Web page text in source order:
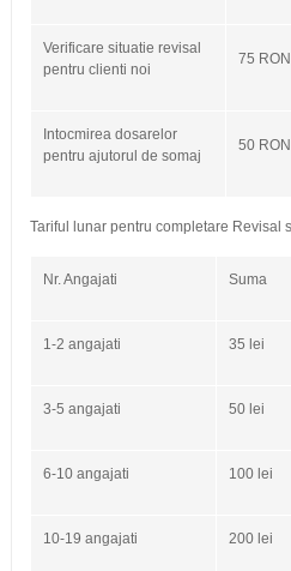
Verificare situatie revisal
pentru clienti noi
75 RON
Intocmirea dosarelor
pentru ajutorul de somaj
50
Tariful lunar pentru completare Revisal
Nr. Angajati Suma
1-2 angajati 35 lei
3-5 angajati 50 lei
6-10 angajati 100 lei
10-19 angajati 200 lei